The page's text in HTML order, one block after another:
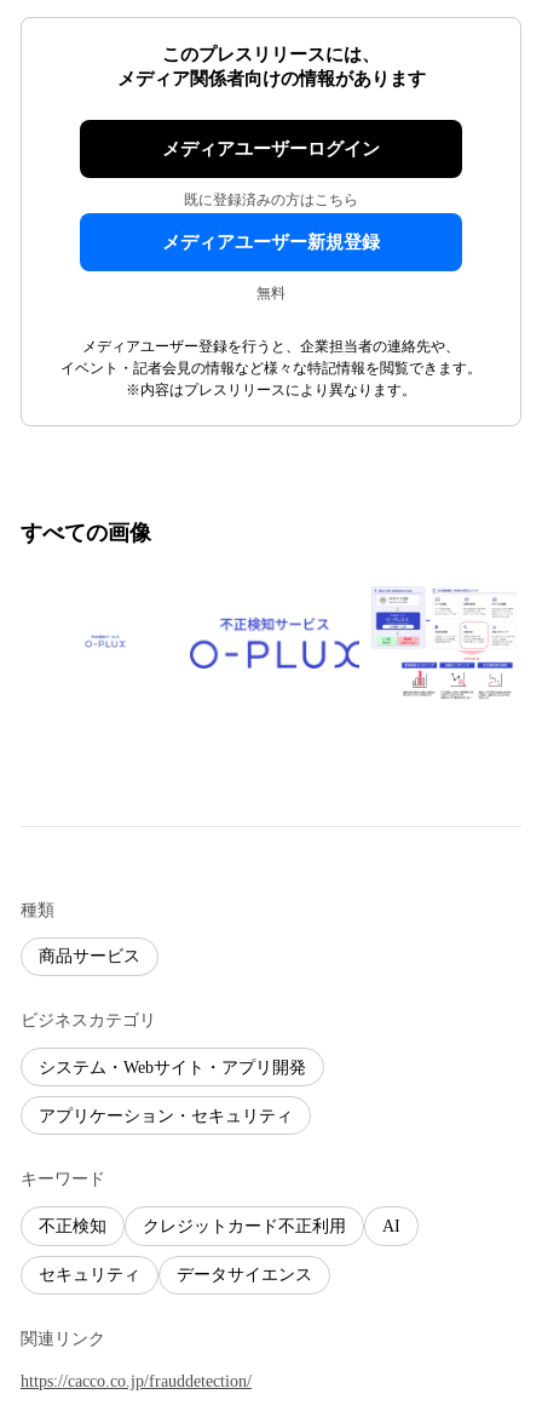
このプレスリリースには、
メディア関係者向けの情報があります
メディアユーザーログイン
既に登録済みの方はこちら
メディアユーザー新規登録
無料
メディアユーザー登録を行うと、企業担当者の連絡先や、
イベント・記者会見の情報など様々な特記情報を閲覧できます。
※内容はプレスリリースにより異なります。
すべての画像
種類
商品サービス
ビジネスカテゴリ
システム・Webサイト・アプリ開発
アプリケーション・セキュリティ
キーワード
不正検知 クレジットカード不正利用 AI
セキュリティ データサイエンス
関連リンク
https://cacco.co.jp/frauddetection/